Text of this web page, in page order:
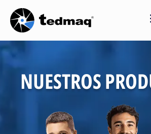
Saltar
al
contenido
NUESTROS